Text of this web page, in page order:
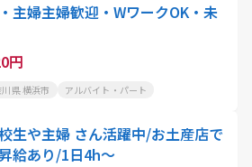
主婦主婦歓迎・WワークOK・未
円
県 横浜市 アルバイト・パート
生や主婦 さん活躍中/お土産店で
給あり/1日4h～